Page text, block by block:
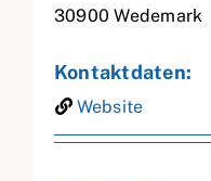
30900 Wedemark
Kontaktdaten:
Website